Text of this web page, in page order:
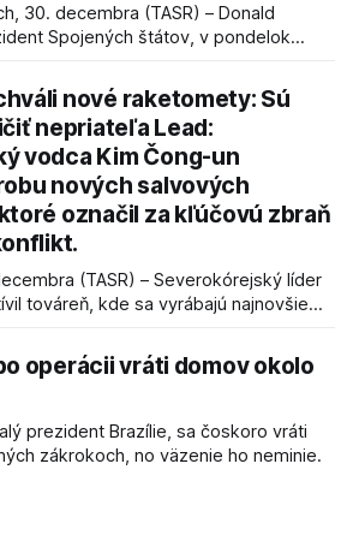
30. decembra (TASR) – Donald
Spojených štátov, v pondelok
dosiahnutie prímeria v Gaze. Agentúra
vyjadril presvedčenie, že Izrael plní
o prí
nové raketomety: Sú
nepriateľa Lead:
vodca Kim Čong-un
nových salvových
označil za kľúčovú zbraň
(TASR) – Severokórejský líder
továreň, kde sa vyrábajú najnovšie
o tom štátne médiá KĽDR, na ktoré
AFP.
operácii vráti domov okolo
prezident Brazílie, sa čoskoro vráti
zákrokoch, no väzenie ho neminie.